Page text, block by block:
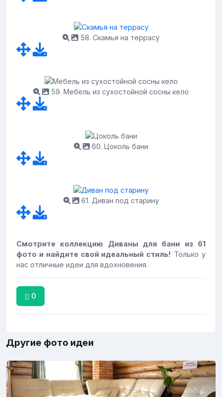
58. Скамья на террасу
59. Мебель из сухостойной сосны кело
60. Цоколь бани
61. Диван под старину
Смотрите коллекцию Диваны для бани из 61
фото и найдите свой идеальный стиль! Только у
нас отличные идеи для вдохновения.
0
Другие фото идеи